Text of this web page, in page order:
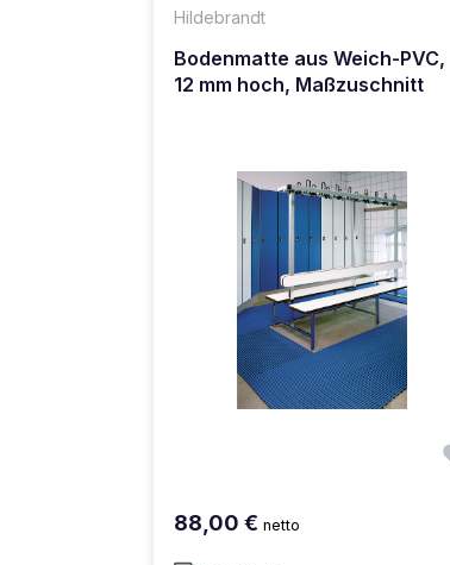
Hildebrandt
Bodenmatte aus Weich-PVC,
12 mm hoch, Maßzuschnitt
88,00 € netto